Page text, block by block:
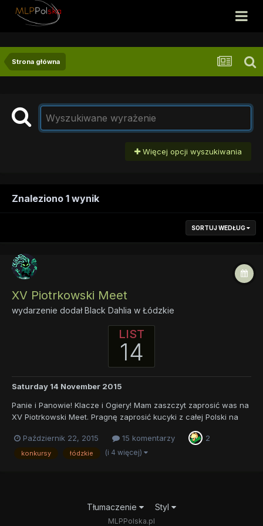
Strona główna
Więcej opcji wyszukiwania
Znaleziono 1 wynik
SORTUJ WEDŁUG
XV Piotrkowski Meet
wydarzenie dodałBlack Dahlia w Łódzkie
LIST
14
Saturday 14 November 2015
Panie i Panowie! Klacze i Ogiery! Mam zaszczyt zaprosić was na
XV Piotrkowski Meet. Pragnę zaprosić kucyki z całej Polski na
14.11.2015r. Meet rozpocznie się o godzinie 09:30, a skończy
około godziny 21:00. Zbiórka tradyc...
Październik 22, 2015 15 komentarzy 2
konkursy łódzkie (i 4 więcej)
Tłumaczenie Styl
MLPPolska.pl